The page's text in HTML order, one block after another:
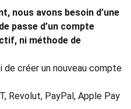
nous avons besoin d’une
passe d’un compte
ni méthode de
de créer un nouveau compte
Revolut, PayPal, Apple Pay